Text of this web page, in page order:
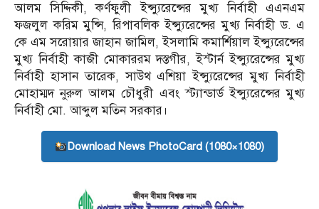
আলম সিদ্দিকী, কর্ণফুলী ইন্স্যুরেন্সের মুখ্য নির্বাহী এএনএম
ফজলুল করিম মুন্সি, রিপাবলিক ইন্স্যুরেন্সের মুখ্য নির্বাহী ড. এ
কে এম সরোয়ার জাহান জামিল, ইসলামি কমার্শিয়াল ইন্স্যুরেন্সের
মুখ্য নির্বাহী কাজী মোকাররম দস্তগীর, ইস্টার্ন ইন্স্যুরেন্সের মুখ্য
নির্বাহী হাসান তারেক, সাউথ এশিয়া ইন্স্যুরেন্সের মুখ্য নির্বাহী
মোহাম্মদ নুরুল আলম চৌধুরী এবং স্ট্যান্ডার্ড ইন্স্যুরেন্সের মুখ্য
নির্বাহী মো. আব্দুল মতিন সরকার।
Download News PhotoCard (1080×1080)